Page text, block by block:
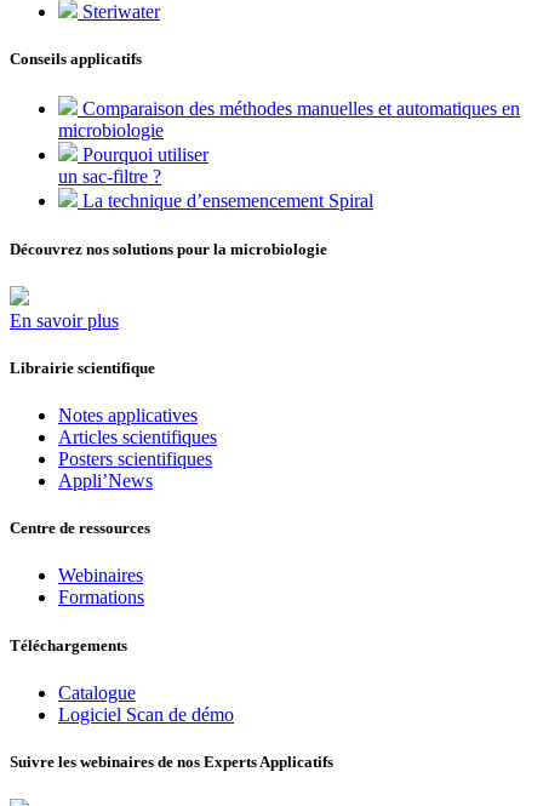
Steriwater
Conseils applicatifs
Comparaison des méthodes manuelles et automatiques en
microbiologie
Pourquoi utiliser
un sac-filtre ?
La technique d’ensemencement Spiral
Découvrez nos solutions pour la microbiologie
En savoir plus
Librairie scientifique
Notes applicatives
Articles scientifiques
Posters scientifiques
Appli’News
Centre de ressources
Webinaires
Formations
Téléchargements
Catalogue
Logiciel Scan de démo
Suivre les webinaires de nos Experts Applicatifs